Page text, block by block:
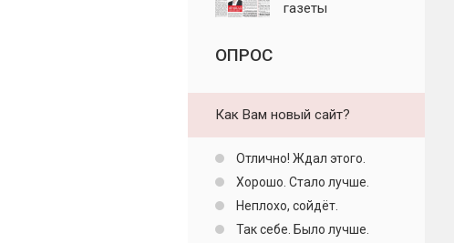
газеты
ОПРОС
Как Вам новый сайт?
Отлично! Ждал этого.
Хорошо. Стало лучше.
Неплохо, сойдёт.
Так себе. Было лучше.